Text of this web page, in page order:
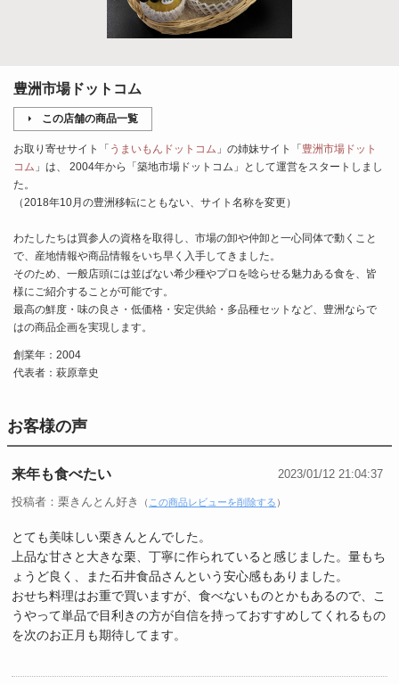
豊洲市場ドットコム
この店舗の商品一覧
お取り寄せサイト「 うまいもんドットコム 」の姉妹サイト「 豊洲市場ドット
コム 」は、 2004年から「築地市場ドットコム」として運営をスタートしまし
た。
（2018年10月の豊洲移転にともない、サイト名称を変更）
わたしたちは買参人の資格を取得し、市場の卸や仲卸と一心同体で動くこと
で、産地情報や商品情報をいち早く入手してきました。
そのため、一般店頭には並ばない希少種やプロを唸らせる魅力ある食を、皆
様にご紹介することが可能です。
最高の鮮度・味の良さ・低価格・安定供給・多品種セットなど、豊洲ならで
はの商品企画を実現します。
創業年：2004
代表者：萩原章史
お客様の声
来年も食べたい 2023/01/12 21:04:37
投稿者：栗きんとん好き （ この商品レビューを削除する ）
とても美味しい栗きんとんでした。
上品な甘さと大きな栗、丁寧に作られていると感じました。量もち
ょうど良く、また石井食品さんという安心感もありました。
おせち料理はお重で買いますが、食べないものとかもあるので、こ
うやって単品で目利きの方が自信を持っておすすめしてくれるもの
を次のお正月も期待してます。